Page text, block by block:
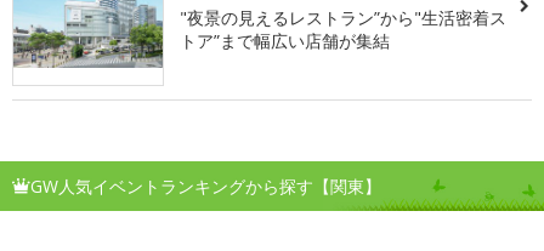
"夜景の見えるレストラン”から"生活密着ス
トア”まで幅広い店舗が集結
GW人気イベントランキングから探す【関東】